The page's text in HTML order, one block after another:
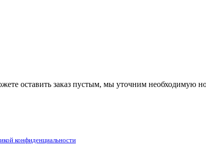
оставить заказ пустым, мы уточним необходимую
конфиденциальности